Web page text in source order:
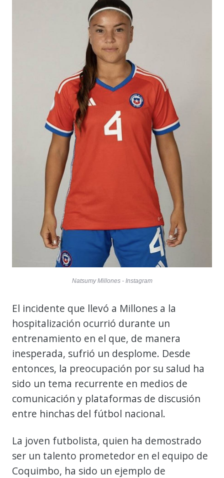
Natsumy Millones - Instagram
El incidente que llevó a Millones a la
hospitalización ocurrió durante un
entrenamiento en el que, de manera
inesperada, sufrió un desplome. Desde
entonces, la preocupación por su salud ha
sido un tema recurrente en medios de
comunicación y plataformas de discusión
entre hinchas del fútbol nacional.
La joven futbolista, quien ha demostrado
ser un talento prometedor en el equipo de
Coquimbo, ha sido un ejemplo de